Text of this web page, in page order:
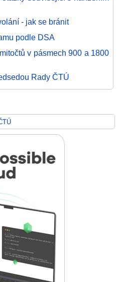
- jak se bránit
podle DSA
v pásmech 900 a 1800
Rady ČTÚ